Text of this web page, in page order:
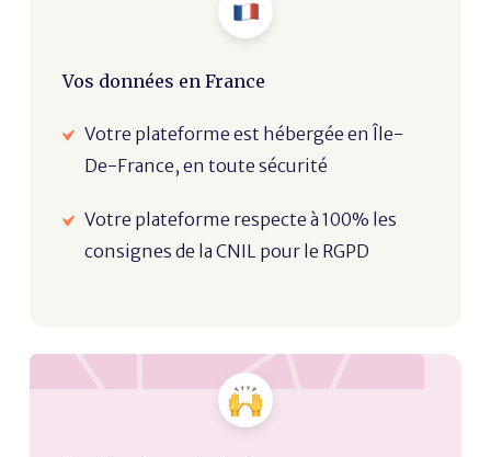
Vos données en France
Votre plateforme est hébergée en Île-
De-France, en toute sécurité
Votre plateforme respecte à 100% les
consignes de la CNIL pour le RGPD